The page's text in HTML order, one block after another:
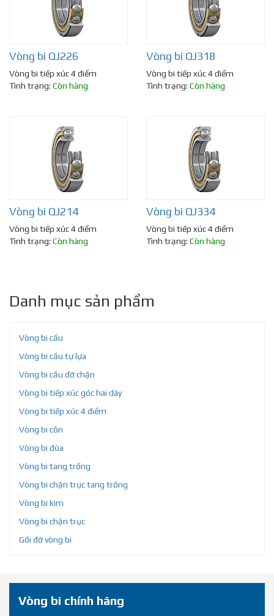
Vòng bi QJ226
Vòng bi tiếp xúc 4 điểm
Tình trạng: Còn hàng
Vòng bi QJ318
Vòng bi tiếp xúc 4 điểm
Tình trạng: Còn hàng
Vòng bi QJ214
Vòng bi tiếp xúc 4 điểm
Tình trạng: Còn hàng
Vòng bi QJ334
Vòng bi tiếp xúc 4 điểm
Tình trạng: Còn hàng
Danh mục sản phẩm
Vòng bi cầu
Vòng bi cầu tự lựa
Vòng bi cầu đỡ chặn
Vòng bi tiếp xúc góc hai dãy
Vòng bi tiếp xúc 4 điểm
Vòng bi côn
Vòng bi đũa
Vòng bi tang trống
Vòng bi chặn trục tang trống
Vòng bi kim
Vòng bi chặn trục
Gối đỡ vòng bi
Vòng bi chính hãng